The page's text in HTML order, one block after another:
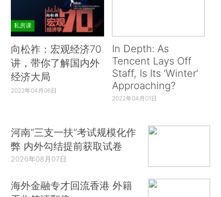
私房课
向松祚：宏观经济70
讲，带你了解国内外
经济大局
2022年04月06日
In Depth: As
Tencent Lays Off
Staff, Is Its ‘Winter’
Approaching?
2022年04月01日
河南“三支一扶”考试规模化作
弊 内外勾结提前获取试卷
2026年08月07日
海外金融专才回流香港 外籍